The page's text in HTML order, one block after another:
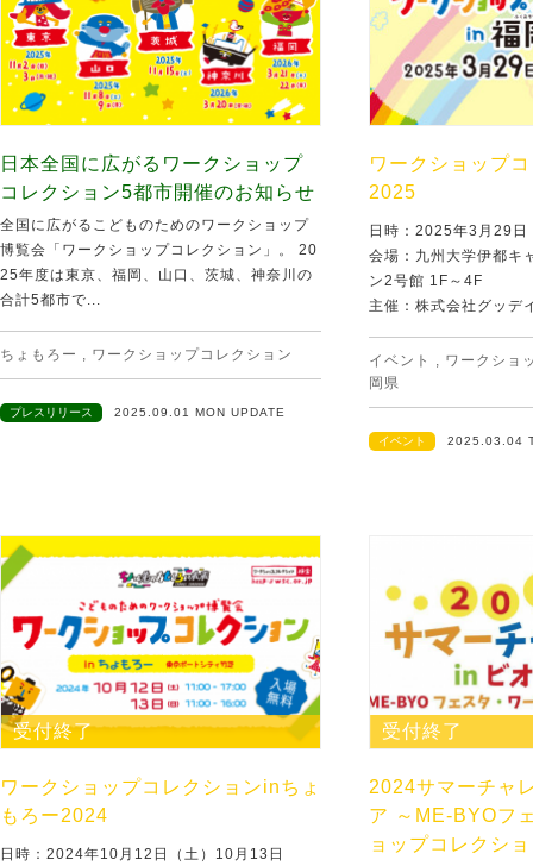
日本全国に広がるワークショップ
コレクション5都市開催のお知らせ
全国に広がるこどものためのワークショップ
博覧会「ワークショップコレクション」。 20
25年度は東京、福岡、山口、茨城、神奈川の
合計5都市で...
ちょもろー , ワークショップコレクション
プレスリリース 2025.09.01 MON UPDATE
ワークショップ
2025
日時：2025年3月29日
会場：九州大学伊都キ
ン2号館 1F～4F
主催：株式会社グッデ
イベント , ワークショ
岡県
イベント 2025.03.04
受付終了
ワークショップコレクションinちょ
もろー2024
日時：2024年10月12日（土）10月13日
受付終了
2024サマーチャ
ア ～ME-BYOフ
ョップコレクシ